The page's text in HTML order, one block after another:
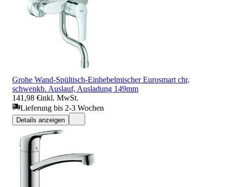
Grohe Wand-Spültisch-Einhebelmischer Eurosmart chr,
schwenkb. Auslauf, Ausladung 149mm
141,98 €inkl. MwSt.
Lieferung bis 2-3 Wochen
Details anzeigen